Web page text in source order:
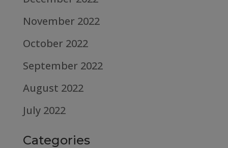
November 2022
October 2022
September 2022
August 2022
July 2022
Categories